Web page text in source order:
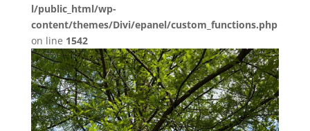
l/public_html/wp-
content/themes/Divi/epanel/custom_functions.php
on line 1542